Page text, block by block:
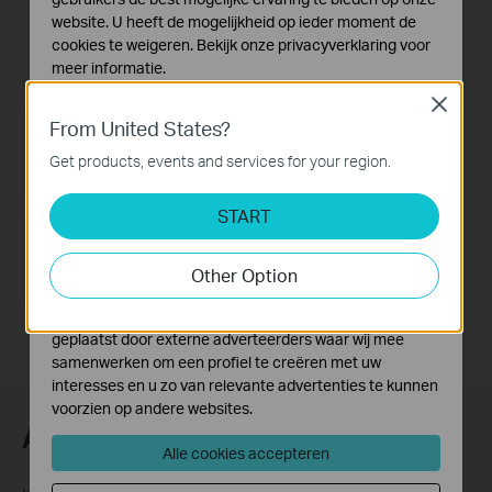
Deco, TP-Link
Smart Home
Tapo, Kasa
Business
Abonneer
From United States?
Get products, events and services for your region.
START
Other Option
Close
website. U heeft de mogelijkheid op ieder moment de
cookies te weigeren. Bekijk onze privacyverklaringvoor
meer informatie.
Deze cookies zijn noodzakelijk voor de werking van de
website en kunnen niet worden uitgeschakeld.
Analyse en Marketing Cookies
Cookies voor analyse geven ons de mogelijkheid uw
activiteiten op onze website te volgen en zo de
functionaliteit van de website aan te passen en te
verbeteren.
geplaatst door externe adverteerders waar wij mee
samenwerken om een profiel te creëren met uw
interesses en u zo van relevante advertenties te kunnen
voorzien op andere websites.
Alle cookies accepteren